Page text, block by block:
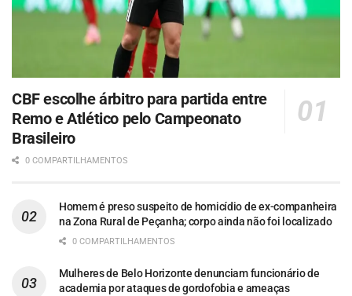
CBF escolhe árbitro para partida entre
Remo e Atlético pelo Campeonato
Brasileiro
0 COMPARTILHAMENTOS
Homem é preso suspeito de homicídio de ex-companheira
na Zona Rural de Peçanha; corpo ainda não foi localizado
0 COMPARTILHAMENTOS
Mulheres de Belo Horizonte denunciam funcionário de
academia por ataques de gordofobia e ameaças